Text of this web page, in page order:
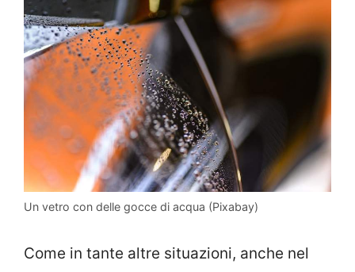
Un vetro con delle gocce di acqua (Pixabay)
Come in tante altre situazioni, anche nel